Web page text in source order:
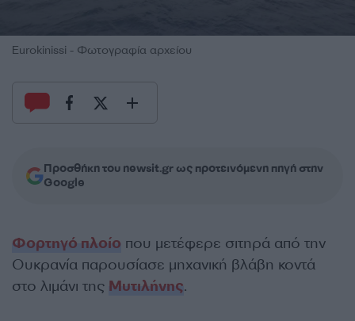
Eurokinissi - Φωτογραφία αρχείου
Προσθήκη του newsit.gr ως προτεινόμενη πηγή στην
Google
Φορτηγό πλοίο που μετέφερε σιτηρά από την
Ουκρανία παρουσίασε μηχανική βλάβη κοντά
στο λιμάνι της Μυτιλήνης.